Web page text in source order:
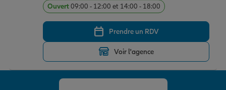
Ouvert09:00 - 12:00 et 14:00 - 18:00
Prendre un RDV
Voir l'agence